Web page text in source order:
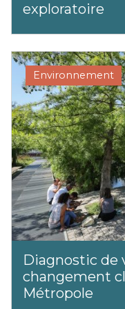
exploratoire
Environnement
Diagnostic de
changement
Métropole